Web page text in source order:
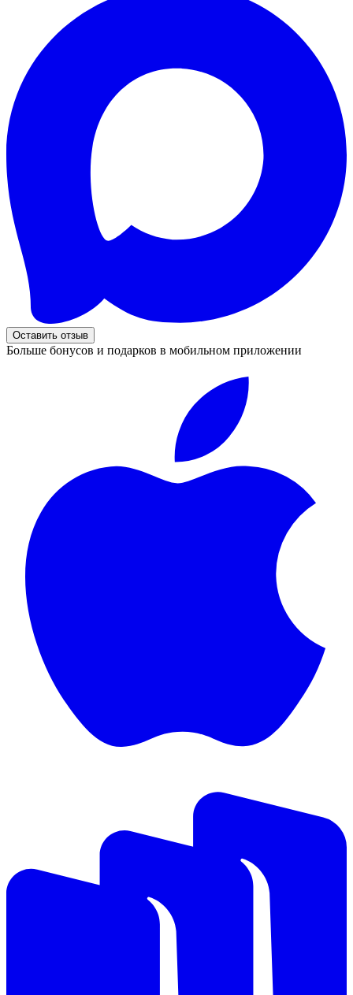
Оставить отзыв
Больше бонусов и подарков в мобильном приложении